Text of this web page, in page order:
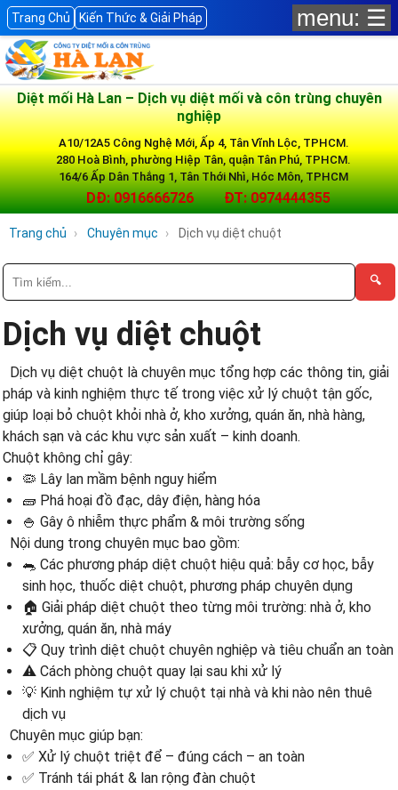
Trang Chủ Kiến Thức & Giải Pháp menu: ☰
Diệt mối Hà Lan – Dịch vụ diệt mối và côn trùng chuyên
nghiệp
A10/12A5 Công Nghệ Mới, Ấp 4, Tân Vĩnh Lộc, TPHCM.
280 Hoà Bình, phường Hiệp Tân, quận Tân Phú, TPHCM.
164/6 Ấp Dân Thắng 1, Tân Thới Nhì, Hóc Môn, TPHCM
DĐ: 0916666726 ĐT: 0974444355
Trang chủ Chuyên mục Dịch vụ diệt chuột
🔍
Dịch vụ diệt chuột
Dịch vụ diệt chuột là chuyên mục tổng hợp các thông tin, giải
pháp và kinh nghiệm thực tế trong việc xử lý chuột tận gốc,
giúp loại bỏ chuột khỏi nhà ở, kho xưởng, quán ăn, nhà hàng,
khách sạn và các khu vực sản xuất – kinh doanh.
Chuột không chỉ gây:
🦠 Lây lan mầm bệnh nguy hiểm
🧱 Phá hoại đồ đạc, dây điện, hàng hóa
🍚 Gây ô nhiễm thực phẩm & môi trường sống
Nội dung trong chuyên mục bao gồm:
🐀 Các phương pháp diệt chuột hiệu quả: bẫy cơ học, bẫy
sinh học, thuốc diệt chuột, phương pháp chuyên dụng
🏠 Giải pháp diệt chuột theo từng môi trường: nhà ở, kho
xưởng, quán ăn, nhà máy
📋 Quy trình diệt chuột chuyên nghiệp và tiêu chuẩn an toàn
⚠️ Cách phòng chuột quay lại sau khi xử lý
💡 Kinh nghiệm tự xử lý chuột tại nhà và khi nào nên thuê
dịch vụ
Chuyên mục giúp bạn:
✅ Xử lý chuột triệt để – đúng cách – an toàn
✅ Tránh tái phát & lan rộng đàn chuột